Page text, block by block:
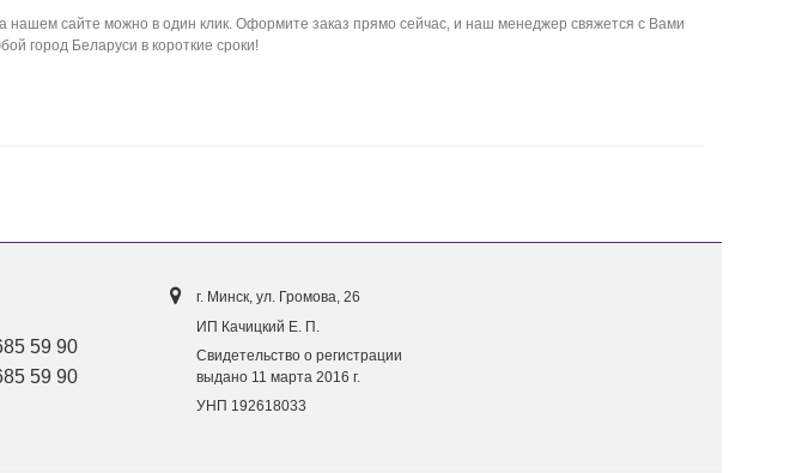
сайте можно в один клик. Оформите заказ прямо сейчас, и наш менеджер свяжется с Вами
город Беларуси в короткие сроки!
59 90
59 90
г. Минск, ул. Громова, 26
ИП Качицкий Е. П.
Свидетельство о регистрации
выдано 11 марта 2016 г.
УНП 192618033